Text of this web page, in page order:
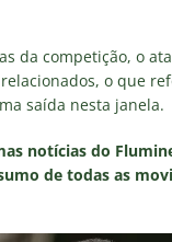
da competição, o
o que
saída nesta janela.
notícias do
de todas as